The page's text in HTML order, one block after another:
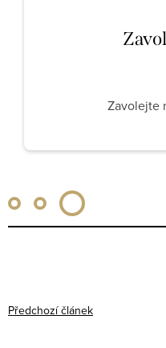
Zavolejte
Předchozí článek